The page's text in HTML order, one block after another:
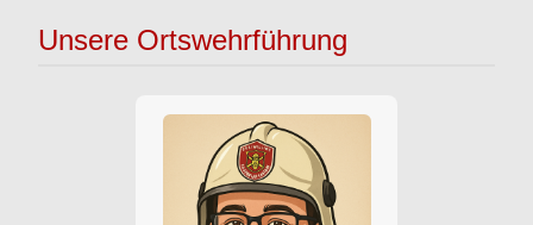
Unsere Ortswehrführung